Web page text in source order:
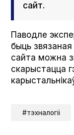
сайт.
Паводле
быць
сайта можна
скарыстацца
#тэхналогіі